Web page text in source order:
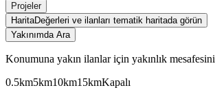
Projeler
HaritaDeğerleri ve ilanları tematik haritada görün
Yakınımda Ara
Konumuna yakın ilanlar için yakınlık
0.5km5km10km15kmKapalı